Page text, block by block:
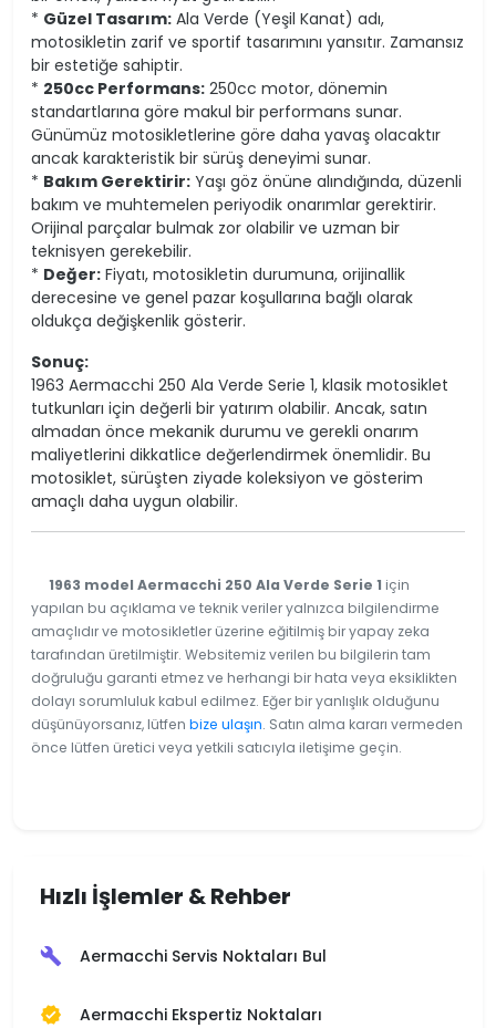
* Güzel Tasarım: Ala Verde (Yeşil Kanat) adı,
motosikletin zarif ve sportif tasarımını yansıtır. Zamansız
bir estetiğe sahiptir.
* 250cc Performans: 250cc motor, dönemin
standartlarına göre makul bir performans sunar.
Günümüz motosikletlerine göre daha yavaş olacaktır
ancak karakteristik bir sürüş deneyimi sunar.
* Bakım Gerektirir: Yaşı göz önüne alındığında, düzenli
bakım ve muhtemelen periyodik onarımlar gerektirir.
Orijinal parçalar bulmak zor olabilir ve uzman bir
teknisyen gerekebilir.
* Değer: Fiyatı, motosikletin durumuna, orijinallik
derecesine ve genel pazar koşullarına bağlı olarak
oldukça değişkenlik gösterir.
Sonuç:
1963 Aermacchi 250 Ala Verde Serie 1, klasik motosiklet
tutkunları için değerli bir yatırım olabilir. Ancak, satın
almadan önce mekanik durumu ve gerekli onarım
maliyetlerini dikkatlice değerlendirmek önemlidir. Bu
motosiklet, sürüşten ziyade koleksiyon ve gösterim
amaçlı daha uygun olabilir.
1963 model Aermacchi 250 Ala Verde Serie 1 için
yapılan bu açıklama ve teknik veriler yalnızca bilgilendirme
amaçlıdır ve motosikletler üzerine eğitilmiş bir yapay zeka
tarafından üretilmiştir. Websitemiz verilen bu bilgilerin tam
doğruluğu garanti etmez ve herhangi bir hata veya eksiklikten
dolayı sorumluluk kabul edilmez. Eğer bir yanlışlık olduğunu
düşünüyorsanız, lütfen bize ulaşın. Satın alma kararı vermeden
önce lütfen üretici veya yetkili satıcıyla iletişime geçin.
Hızlı İşlemler & Rehber
build Aermacchi Servis Noktaları Bul
verified Aermacchi Ekspertiz Noktaları